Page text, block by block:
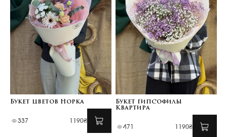
Букет цветов Норка
337 1190₴
Букет гипсофилы
Квартира
471 1190₴